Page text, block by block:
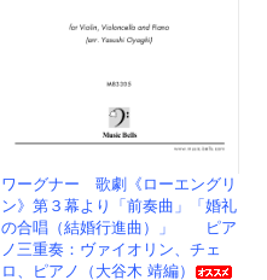
ワーグナー 歌劇《ローエングリ
ン》第３幕より「前奏曲」「婚礼
の合唱（結婚行進曲）」 ピア
ノ三重奏：ヴァイオリン、チェ
ロ、ピアノ（大谷木 靖編）